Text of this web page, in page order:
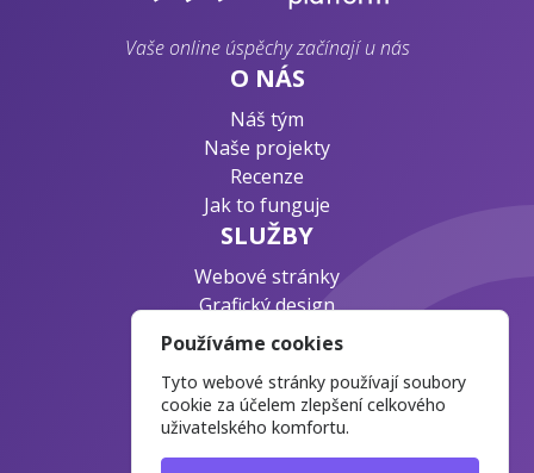
Vaše online úspěchy začínají u nás
O NÁS
Náš tým
Naše projekty
Recenze
Jak to funguje
SLUŽBY
Webové stránky
Grafický design
Byznys konzultace
Ochrana osobních údajů
Časté otázky
Blog o webdesignu
Používáme cookies
Tyto webové stránky používají soubory
cookie za účelem zlepšení celkového
uživatelského komfortu.